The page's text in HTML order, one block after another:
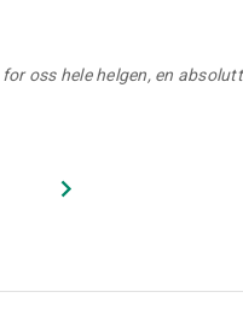
oss hele helgen, en